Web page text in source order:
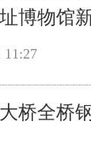
博物馆
11:27
桥全桥